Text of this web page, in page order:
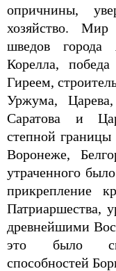
опричнины,
хозяйство.
шведов
Корелла,
Гиреем,
Уржума,
Саратова и
степной
Воронеже,
утраченного
прикрепление
Патриаршества,
древнейшими
это было
способностей